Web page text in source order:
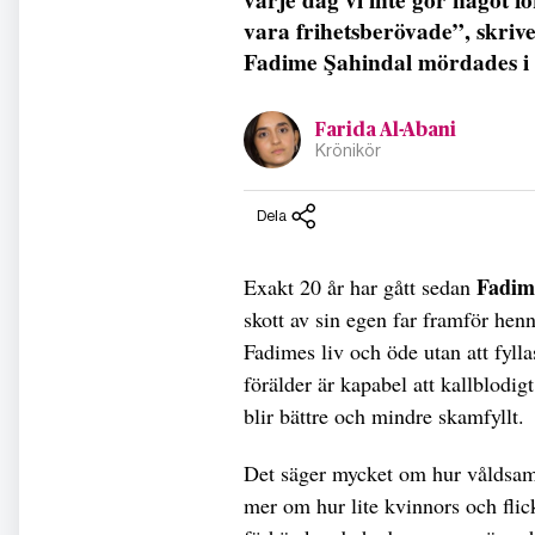
vara frihetsberövade”,
Fadime Şahindal mördades
Farida Al-Abani
Krönikör
Dela
Exakt 20 år har gått sedan
skott av sin egen far framför
Fadimes liv och öde utan att
förälder är kapabel att
blir bättre och mindre skamfyllt.
Det säger mycket om hur
mer om hur lite kvinnors och